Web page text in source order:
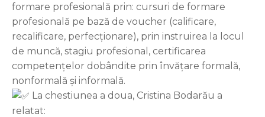
formare profesională prin: cursuri de formare
profesională pe bază de voucher (calificare,
recalificare, perfecționare), prin instruirea la locul
de muncă, stagiu profesional, certificarea
competențelor dobândite prin învățare formală,
nonformală și informală.
La chestiunea a doua, Cristina Bodarău a
relatat: